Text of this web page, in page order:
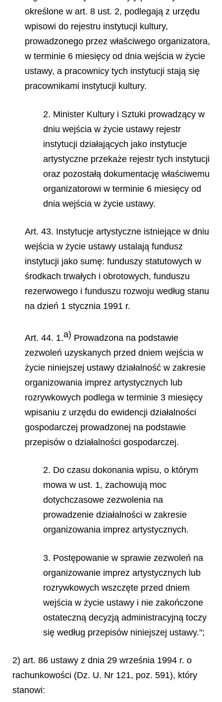
określone w art. 8 ust. 2, podlegają z urzędu
wpisowi do rejestru instytucji kultury,
prowadzonego przez właściwego organizatora,
w terminie 6 miesięcy od dnia wejścia w życie
ustawy, a pracownicy tych instytucji stają się
pracownikami instytucji kultury.
2. Minister Kultury i Sztuki prowadzący w
dniu wejścia w życie ustawy rejestr
instytucji działających jako instytucje
artystyczne przekaże rejestr tych instytucji
oraz pozostałą dokumentację właściwemu
organizatorowi w terminie 6 miesięcy od
dnia wejścia w życie ustawy.
Art. 43. Instytucje artystyczne istniejące w dniu
wejścia w życie ustawy ustalają fundusz
instytucji jako sumę: funduszy statutowych w
środkach trwałych i obrotowych, funduszu
rezerwowego i funduszu rozwoju według stanu
na dzień 1 stycznia 1991 r.
Art. 44. 1.a) Prowadzona na podstawie
zezwoleń uzyskanych przed dniem wejścia w
życie niniejszej ustawy działalność w zakresie
organizowania imprez artystycznych lub
rozrywkowych podlega w terminie 3 miesięcy
wpisaniu z urzędu do ewidencji działalności
gospodarczej prowadzonej na podstawie
przepisów o działalności gospodarczej.
2. Do czasu dokonania wpisu, o którym
mowa w ust. 1, zachowują moc
dotychczasowe zezwolenia na
prowadzenie działalności w zakresie
organizowania imprez artystycznych.
3. Postępowanie w sprawie zezwoleń na
organizowanie imprez artystycznych lub
rozrywkowych wszczęte przed dniem
wejścia w życie ustawy i nie zakończone
ostateczną decyzją administracyjną toczy
się według przepisów niniejszej ustawy.";
2) art. 86 ustawy z dnia 29 września 1994 r. o
rachunkowości (Dz. U. Nr 121, poz. 591), który
stanowi: